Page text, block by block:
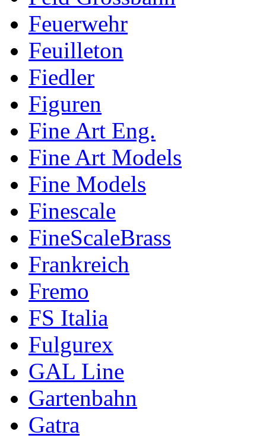
Feuerwehr
Feuilleton
Fiedler
Figuren
Fine Art Eng.
Fine Art Models
Fine Models
Finescale
FineScaleBrass
Frankreich
Fremo
FS Italia
Fulgurex
GAL Line
Gartenbahn
Gatra